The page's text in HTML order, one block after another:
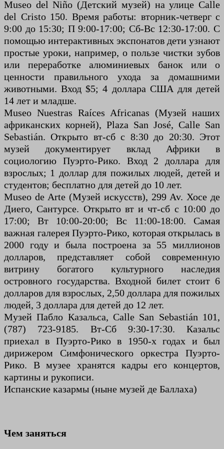
Museo del Niño (Детский музей) на улице Calle
del Cristo 150. Время работы: вторник-четверг с
9:00 до 15:30; П 9:00-17:00; Сб-Вс 12:30-17:00. С
помощью интерактивных экспонатов дети узнают
простые уроки, например, о пользе чистки зубов
или переработке алюминиевых банок или о
ценности правильного ухода за домашними
животными. Вход $5; 4 доллара США для детей
14 лет и младше.
Museo Nuestras Raíces Africanas (Музей наших
африканских корней), Plaza San José, Calle San
Sebastián. Открыто вт-сб с 8:30 до 20:30. Этот
музей документирует вклад Африки в
социологию Пуэрто-Рико. Вход 2 доллара для
взрослых; 1 доллар для пожилых людей, детей и
студентов; бесплатно для детей до 10 лет.
Museo de Arte (Музей искусств), 299 Av. Хосе де
Диего, Сантурсе. Открыто вт и чт-сб с 10:00 до
17:00; Вт 10:00-20:00; Вс 11:00-18:00. Самая
важная галерея Пуэрто-Рико, которая открылась в
2000 году и была построена за 55 миллионов
долларов, представляет собой современную
витрину богатого культурного наследия
островного государства. Входной билет стоит 6
долларов для взрослых, 2,50 доллара для пожилых
людей, 3 доллара для детей до 12 лет.
Музей Пабло Казальса, Calle San Sebastián 101,
(787) 723-9185. Вт-Сб 9:30-17:30. Казальс
приехал в Пуэрто-Рико в 1950-х годах и был
дирижером Симфонического оркестра Пуэрто-
Рико. В музее хранятся кадры его концертов,
картины и рукописи.
Испанские казармы (ныне музей де Баллаха)
Чем заняться